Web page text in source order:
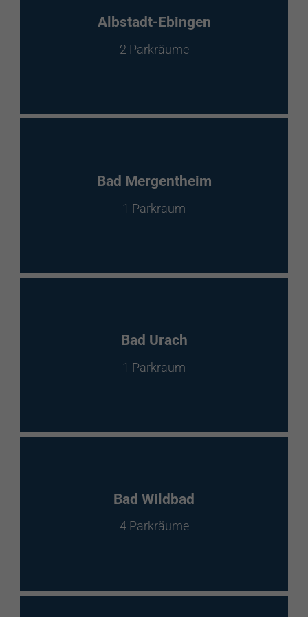
EnBW Mobility
Spontanladen
Albstadt-Ebingen
2 Parkräume
Bad Mergentheim
1 Parkraum
Bad Urach
1 Parkraum
Bad Wildbad
4 Parkräume